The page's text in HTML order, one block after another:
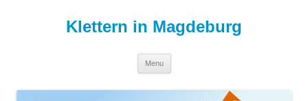
Klettern in Magdeburg
Menu